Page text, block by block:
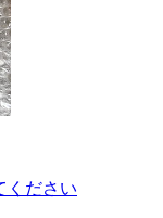
ください